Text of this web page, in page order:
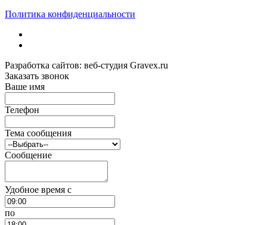
Политика конфиденциальности
Разработка сайтов: веб-студия Gravex.ru
Заказать звонок
Ваше имя
Телефон
Тема сообщения
Сообщение
Удобное время c
по